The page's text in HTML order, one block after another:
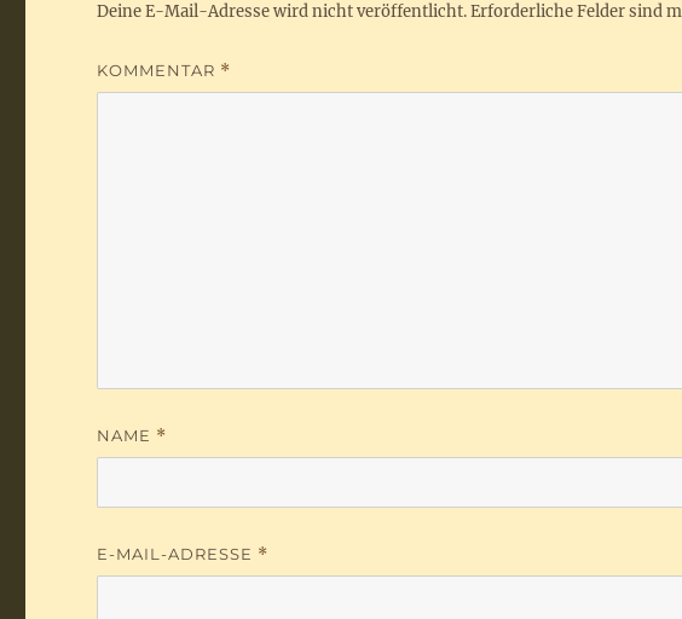
Deine E-Mail-Adresse wird nicht veröffentlicht.Erforderliche Felder sind
KOMMENTAR *
NAME *
E-MAIL-ADRESSE *